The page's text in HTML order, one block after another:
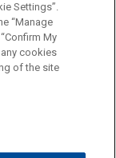
leading
trading
of Battery
de ce qui suit :
sont
pas des
Aucun envoi
Settings”.
“Manage
My
cookies
of the site